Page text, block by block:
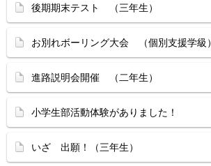
後期期末テスト （三年生）
お別れボーリング大会 （個別支援学級）
進路説明会開催 （二年生）
小学生部活動体験がありました！
いざ 出願！（三年生）